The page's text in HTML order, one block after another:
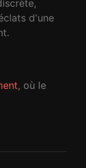
d'une
, où le